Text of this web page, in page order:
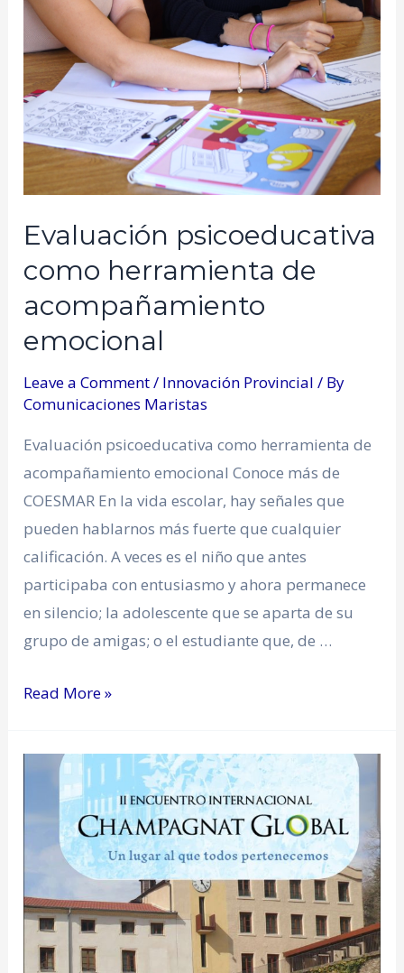
Evaluación psicoeducativa
como herramienta de
acompañamiento
emocional
Leave a Comment/ Innovación Provincial / By
Comunicaciones Maristas
Evaluación psicoeducativa como herramienta de
acompañamiento emocional Conoce más de
COESMAR En la vida escolar, hay señales que
pueden hablarnos más fuerte que cualquier
calificación. A veces es el niño que antes
participaba con entusiasmo y ahora permanece
en silencio; la adolescente que se aparta de su
grupo de amigas; o el estudiante que, de …
Read More »